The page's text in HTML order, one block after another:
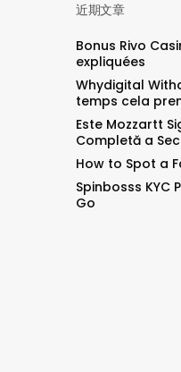
近期文章
Bonus Rivo
expliquées
Whydigital
temps cela
Este Mozzartt
Completă a
How to Spot a
Spinbosss KYC
Go